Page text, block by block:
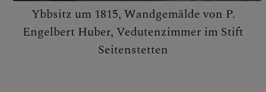
Ybbsitz um 1815, Wandgemälde von P.
Engelbert Huber, Vedutenzimmer im Stift
Seitenstetten